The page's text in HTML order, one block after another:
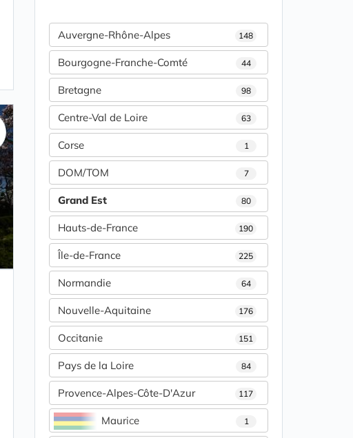
Auvergne-Rhône-Alpes 148
Bourgogne-Franche-Comté 44
Bretagne 98
Centre-Val de Loire 63
Corse 1
DOM/TOM 7
Grand Est 80
Hauts-de-France 190
Île-de-France 225
Normandie 64
Nouvelle-Aquitaine 176
Occitanie 151
Pays de la Loire 84
Provence-Alpes-Côte-D'Azur 117
Maurice 1